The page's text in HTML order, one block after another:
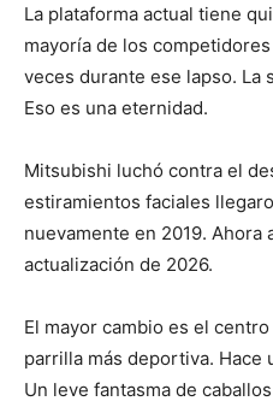
La plataforma actual tiene
mayoría de los
veces durante ese lapso. La
Eso es una eternidad.
Mitsubishi luchó contra el
estiramientos faciales
nuevamente en 2019. Ahora
actualización de 2026.
El mayor cambio es el
parrilla más deportiva. Hace
Un leve fantasma de